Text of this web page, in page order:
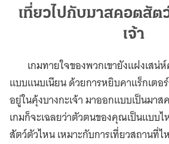
เที่ยวไปกับมาสคอตสัต
เจ้า
เกมทายใจของพวกเขายังแฝงเสน่
แบบแนบเนียน ด้วยการหยิบคาแร็กเต
อยู่ในคุ้งบางกะเจ้า มาออกแบบเป็นมา
เกมก็จะเฉลยว่าตัวตนของคุณเป็นแบบ
สัตว์ตัวไหน เหมาะกับการเที่ยวสถานที่ไ